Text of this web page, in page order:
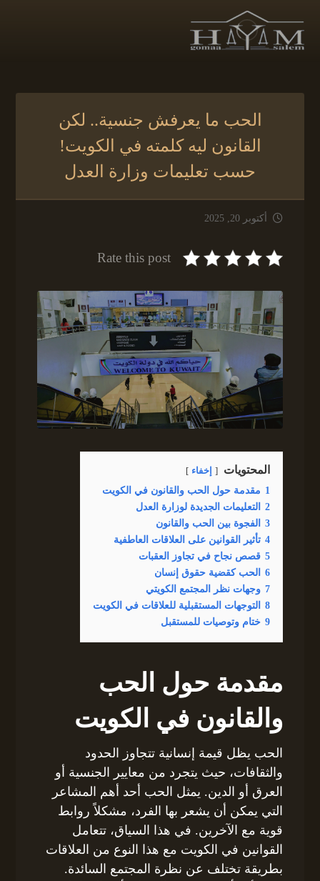
الحب ما يعرفش جنسية.. لكن
القانون ليه كلمته في الكويت!
حسب تعليمات وزارة العدل
أكتوبر 20, 2025
Rate this post
المحتويات إخفاء
1 مقدمة حول الحب والقانون في الكويت
2
التعليمات الجديدة لوزارة العدل
3
الفجوة بين الحب والقانون
4 تأثير القوانين على العلاقات العاطفية
5 قصص نجاح في تجاوز العقبات
6
الحب كقضية حقوق إنسان
7 وجهات نظر المجتمع الكويتي
8
التوجهات المستقبلية للعلاقات في الكويت
9 ختام وتوصيات للمستقبل
مقدمة حول الحب
والقانون في الكويت
الحب يظل قيمة إنسانية تتجاوز الحدود
والثقافات، حيث يتجرد من معايير الجنسية أو
العرق أو الدين. يمثل الحب أحد أهم المشاعر
التي يمكن أن يشعر بها الفرد، مشكلاً روابط
قوية مع الآخرين. في هذا السياق، تتعامل
القوانين في الكويت مع هذا النوع من العلاقات
بطريقة تختلف عن نظرة المجتمع السائدة.